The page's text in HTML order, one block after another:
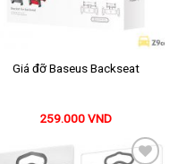
Giá đỡ Baseus Backseat
259.000VND
Mua ngay